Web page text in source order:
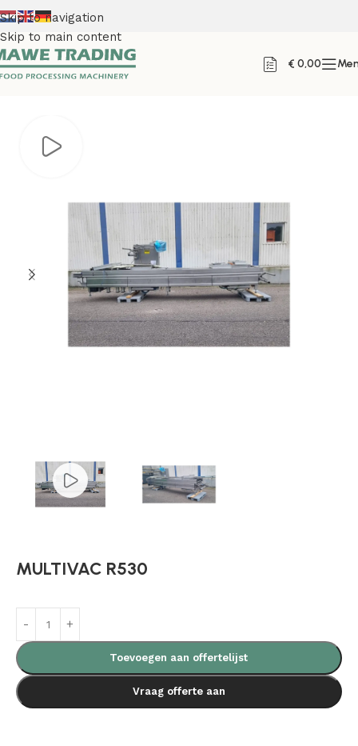
Skip to navigation
Skip to main content
€ 0,00
Home
MULTIVAC R530
Toevoegen aan offertelijst
Vraag offerte aan